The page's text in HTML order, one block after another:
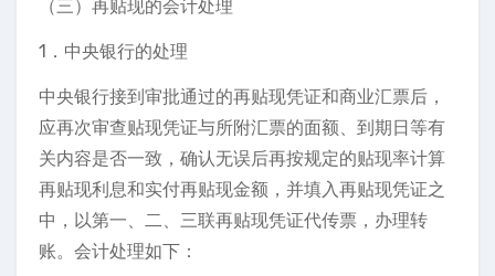
（三）再贴现的会计处理
1．中央银行的处理
中央银行接到审批通过的再贴现凭证和商业汇票后，
应再次审查贴现凭证与所附汇票的面额、到期日等有
关内容是否一致，确认无误后再按规定的贴现率计算
再贴现利息和实付再贴现金额，并填入再贴现凭证之
中，以第一、二、三联再贴现凭证代传票，办理转
账。会计处理如下：